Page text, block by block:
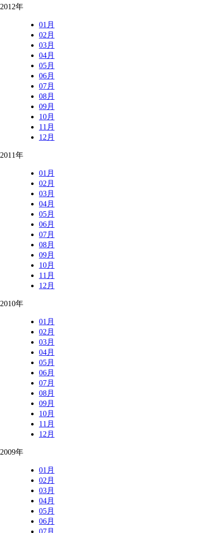
2012年
01月
02月
03月
04月
05月
06月
07月
08月
09月
10月
11月
12月
2011年
01月
02月
03月
04月
05月
06月
07月
08月
09月
10月
11月
12月
2010年
01月
02月
03月
04月
05月
06月
07月
08月
09月
10月
11月
12月
2009年
01月
02月
03月
04月
05月
06月
07月